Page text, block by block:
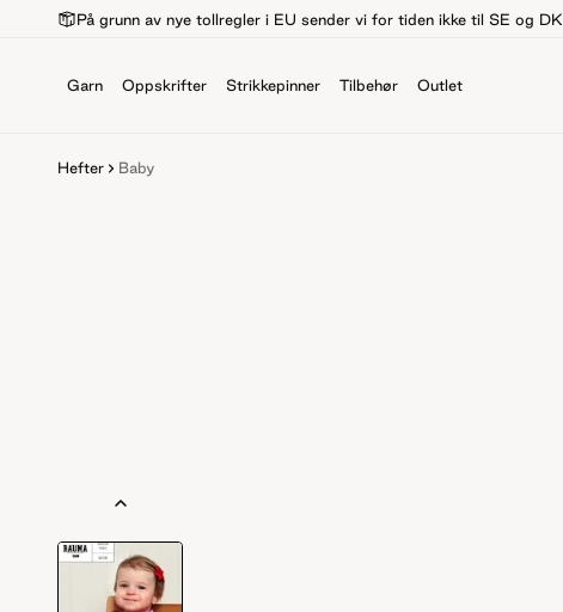
På grunn av nye tollregler i EU sender vi for tiden ikke til SE og DK
Garn Oppskrifter Strikkepinner Tilbehør Outlet
Hefter Baby